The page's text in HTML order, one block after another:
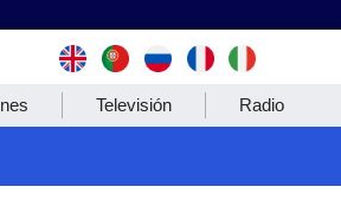
Televisión Radio